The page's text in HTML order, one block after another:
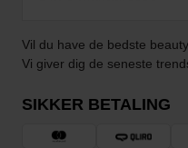
Vil du have de bedste
Vi giver dig de seneste
SIKKER BETALING